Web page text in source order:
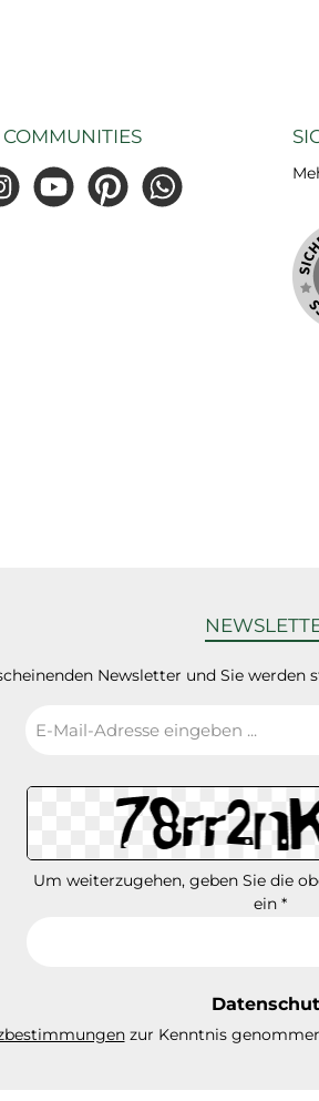
COMMUNITIES
YouTubePinterestWhatsApp
Newsletter und Sie
Mail-
*
Um weiterzugehen, geben Sie die
ein *
zur Kenntnis